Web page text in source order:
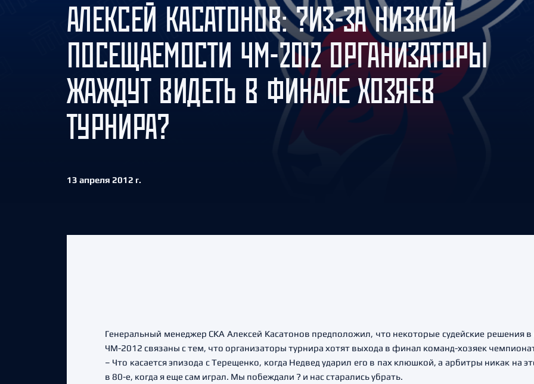
Локомотив
Северсталь
ЦСКА
Шанхайские Драконы
Амур
Барыс
Салават Юлаев
Сибирь
АЛЕКСЕЙ КАСАТОНОВ: ?ИЗ-ЗА НИЗКОЙ
ПОСЕЩАЕМОСТИ ЧМ-2012 ОРГАНИЗАТОРЫ
ЖАЖДУТ ВИДЕТЬ В ФИНАЛЕ ХОЗЯЕВ
ТУРНИРА?
13 апреля 2012 г.
Генеральный менеджер СКА Алексей Касатонов предположил, что некоторые судейские решения в
ЧМ-2012 связаны с тем, что организаторы турнира хотят выхода в финал команд-хозяек
– Что касается эпизода с Терещенко, когда Недвед ударил его в пах клюшкой, а арбитры никак на
в 80-е, когда я еще сам играл. Мы побеждали ? и нас старались убрать.